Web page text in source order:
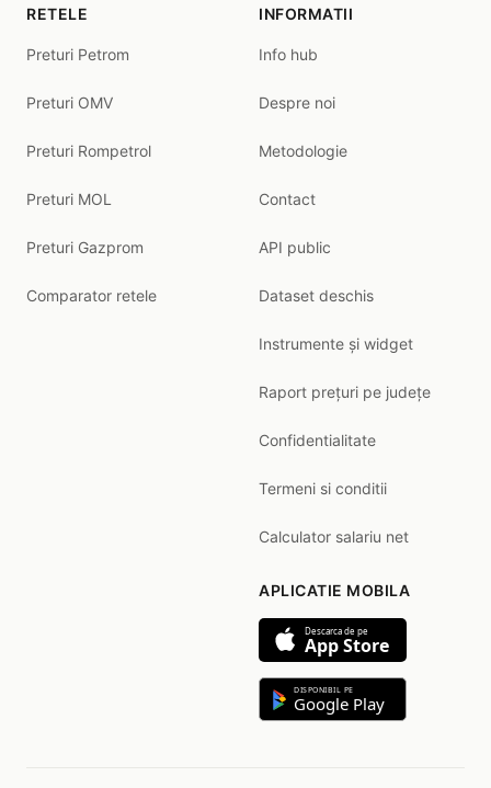
RETELE
Preturi Petrom
Preturi OMV
Preturi Rompetrol
Preturi MOL
Preturi Gazprom
Comparator retele
INFORMATII
Info hub
Despre noi
Metodologie
Contact
API public
Dataset deschis
Instrumente și widget
Raport prețuri pe județe
Confidentialitate
Termeni si conditii
Calculator salariu net
APLICATIE MOBILA
Descarca de pe
App Store
DISPONIBIL PE
Google Play